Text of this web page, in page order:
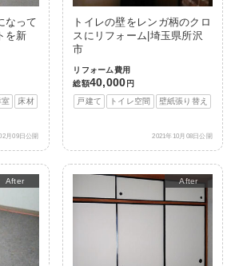
なって
を新
室
床材
月09日公開
トイレの壁をレンガ柄のクロ
スにリフォーム|埼玉県所沢
市
リフォーム費用
総額40,000 円
戸建て
トイレ空間 壁紙張り替え
2021年10月08日公開
After After